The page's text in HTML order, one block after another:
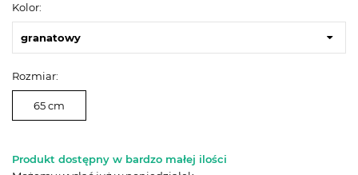
Kolor:
granatowy
Rozmiar:
65 cm
Produkt dostępny w bardzo małej ilości